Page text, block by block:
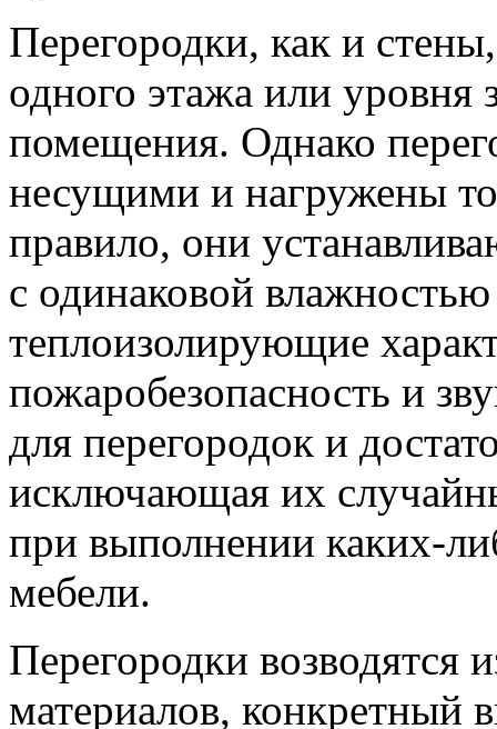
Перегородки, как и
одного этажа или уровня
помещения. Однако
несущими и нагружены
правило, они
с одинаковой
теплоизолирующие
пожаробезопасность и
для перегородок и
исключающая их
при выполнении каких-
мебели.
Перегородки возводятся
материалов, конкретный